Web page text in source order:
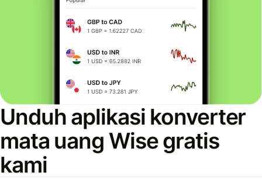
Unduh aplikasi konverter
mata uang Wise gratis
kami